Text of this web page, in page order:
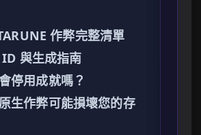
作弊完整清單
與生成指南
停用成就嗎？
生作弊可能損壞您的存